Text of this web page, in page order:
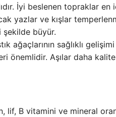
İyi beslenen topraklar en
yazlar ve kışlar
şekilde büyür.
ağaçlarının sağlıklı
önemlidir. Aşılar daha
lif, B vitamini ve mineral